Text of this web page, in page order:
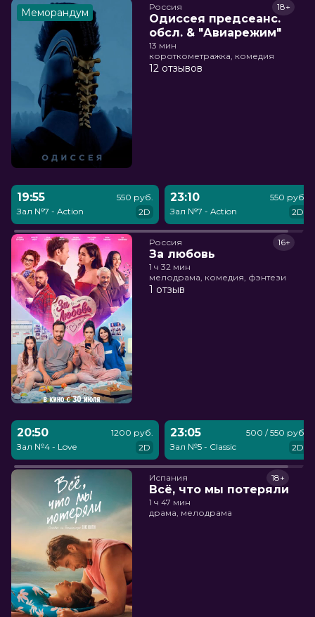
Меморандум Россия
Одиссея предсеанс.
обсл. & "Авиарежим"
18+
13 мин
короткометражка, комедия
12 отзывов
19:55
Зал №7 - Action
550 руб.
2D
23:10
Зал №7 - Action
550 руб.
2D
Россия
За любовь
16+
1 ч 32 мин
мелодрама, комедия, фэнтези
1 отзыв
20:50
Зал №4 - Love
1200 руб.
2D
23:05
Зал №5 - Classic
500 / 550 руб.
2D
Испания
Всё, что мы потеряли
18+
1 ч 47 мин
драма, мелодрама